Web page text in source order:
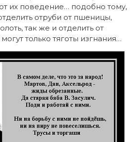
их поведение… подобно тому,
отруби от пшеницы,
так же и отделить от
могут только тяготы изгнания…